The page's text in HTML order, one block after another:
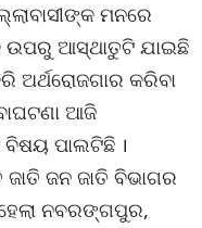
ମନରେ
ଉପରୁ ଆସ୍ଥାତୁଟି ଯାଇଛି
ଅର୍ଥରୋଜଗାର କରିବା
ଆଜି
ପାଲଟିଛି ।
ଜନ ଜାତି ବିଭାଗର
ନବରଙ୍ଗପୁର,